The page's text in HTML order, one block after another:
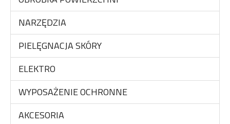
NARZĘDZIA
PIELĘGNACJA SKÓRY
ELEKTRO
WYPOSAŻENIE OCHRONNE
AKCESORIA